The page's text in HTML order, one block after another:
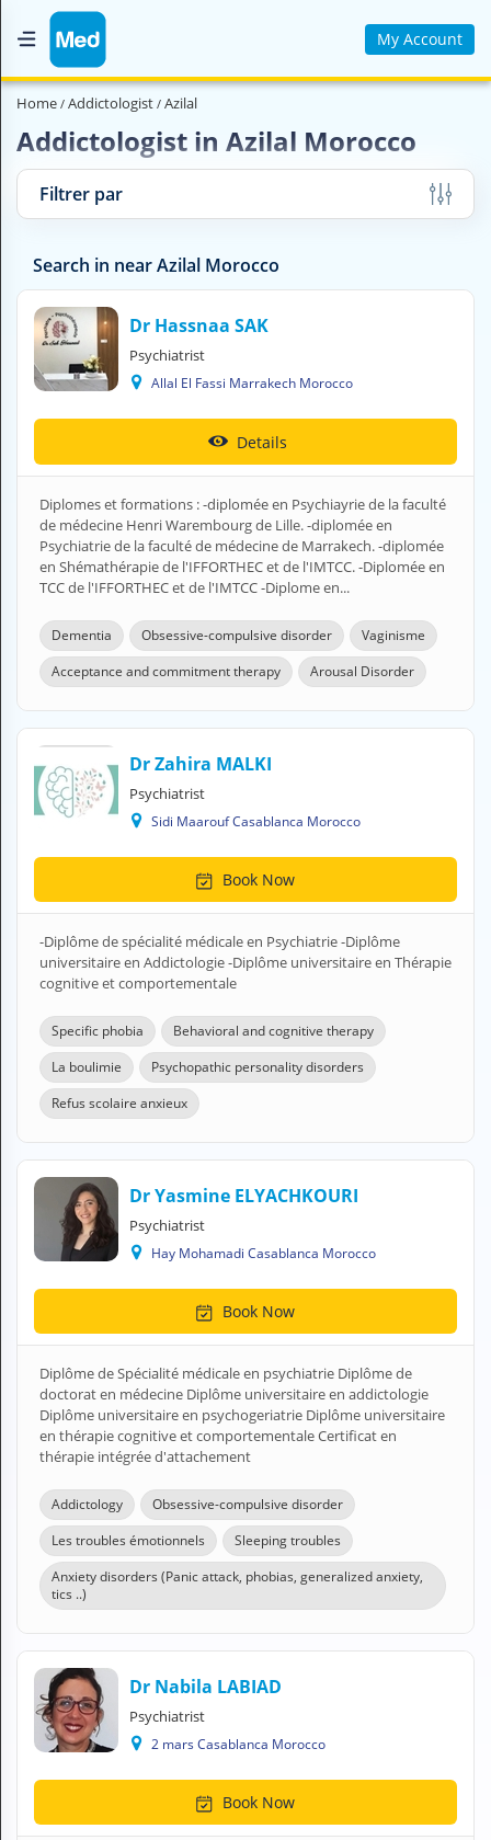
My Account
Home
Medical Magazine
Contact us
Health professional
Pharmacy
Pharmaceutical
Medical questions
Clinic
EN English
Sign in
Home Addictologist Azilal
Addictologist in Azilal Morocco
Filtrer par
Search in near Azilal Morocco
Dr Hassnaa SAK
Psychiatrist
Allal El Fassi Marrakech Morocco
Details
Diplomes et formations : -diplomée en Psychiayrie de la faculté
de médecine Henri Warembourg de Lille. -diplomée en
Psychiatrie de la faculté de médecine de Marrakech. -diplomée
en Shémathérapie de l'IFFORTHEC et de l'IMTCC. -Diplomée en
TCC de l'IFFORTHEC et de l'IMTCC -Diplome en...
Dementia Obsessive-compulsive disorder
Vaginisme
Acceptance and commitment therapy
Arousal Disorder
Dr Zahira MALKI
Psychiatrist
Sidi Maarouf Casablanca Morocco
Book Now
-Diplôme de spécialité médicale en Psychiatrie -Diplôme
universitaire en Addictologie -Diplôme universitaire en Thérapie
cognitive et comportementale
Specific phobia
Behavioral and cognitive therapy
La boulimie
Psychopathic personality disorders
Refus scolaire anxieux
Dr Yasmine ELYACHKOURI
Psychiatrist
Hay Mohamadi Casablanca Morocco
Book Now
Diplôme de Spécialité médicale en psychiatrie Diplôme de
doctorat en médecine Diplôme universitaire en addictologie
Diplôme universitaire en psychogeriatrie Diplôme universitaire
en thérapie cognitive et comportementale Certificat en
thérapie intégrée d'attachement
Addictology
Obsessive-compulsive disorder
Les troubles émotionnels
Sleeping troubles
Anxiety disorders (Panic attack, phobias, generalized anxiety,
tics ..)
Dr Nabila LABIAD
Psychiatrist
2 mars Casablanca Morocco
Book Now